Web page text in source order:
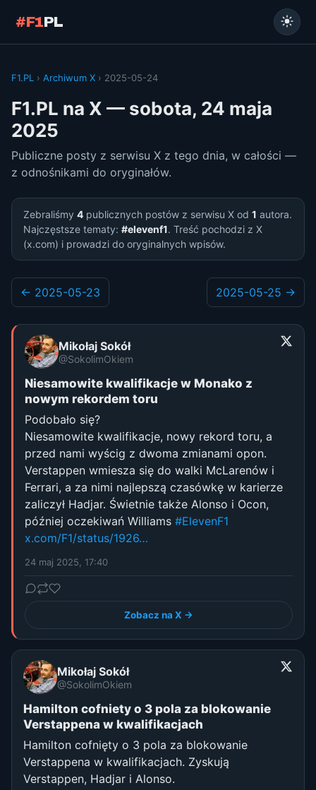
#F1PL
F1.PL › Archiwum X › 2025-05-24
F1.PL na X — sobota, 24 maja
2025
Publiczne posty z serwisu X z tego dnia, w całości —
z odnośnikami do oryginałów.
Zebraliśmy 4 publicznych postów z serwisu X od 1 autora.
Najczęstsze tematy: #elevenf1. Treść pochodzi z X
(x.com) i prowadzi do oryginalnych wpisów.
← 2025-05-23 2025-05-25 →
Mikołaj Sokół
@SokolimOkiem
Niesamowite kwalifikacje w Monako z
nowym rekordem toru
Podobało się?
Niesamowite kwalifikacje, nowy rekord toru, a
przed nami wyścig z dwoma zmianami opon.
Verstappen wmiesza się do walki McLarenów i
Ferrari, a za nimi najlepszą czasówkę w karierze
zaliczył Hadjar. Świetnie także Alonso i Ocon,
później oczekiwań Williams #ElevenF1
x.com/F1/status/1926…
24 maj 2025, 17:40
Zobacz na X →
Mikołaj Sokół
@SokolimOkiem
Hamilton cofniety o 3 pola za blokowanie
Verstappena w kwalifikacjach
Hamilton cofnięty o 3 pola za blokowanie
Verstappena w kwalifikacjach. Zyskują
Verstappen, Hadjar i Alonso.